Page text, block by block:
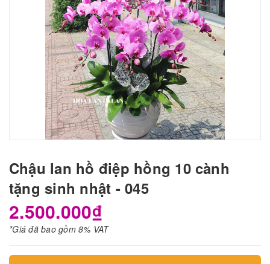
Chậu lan hồ điệp hồng 10 cành
tặng sinh nhật - 045
2.500.000₫
*Giá đã bao gồm 8% VAT